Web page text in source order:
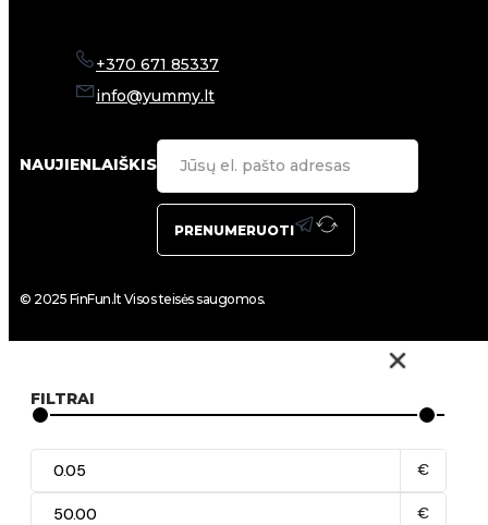
+370 671 85337
info@yummy.lt
NAUJIENLAIŠKIS
PRENUMERUOTI
© 2025 FinFun.lt Visos teisės saugomos.
FILTRAI
€
€